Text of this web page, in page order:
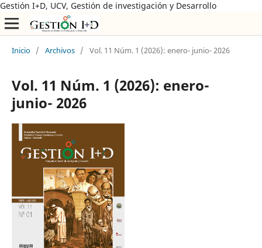
Gestión I+D, UCV, Gestión de investigación y Desarrollo
Inicio / Archivos / Vol. 11 Núm. 1 (2026): enero- junio- 2026
Vol. 11 Núm. 1 (2026): enero-
junio- 2026